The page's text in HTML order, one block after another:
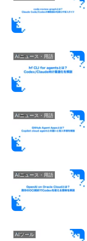
AIニュース・用語
AIニュース・用語
AIニュース・用語
AIツール